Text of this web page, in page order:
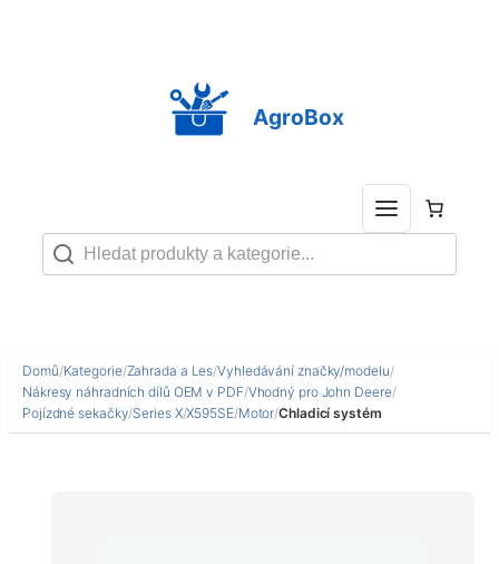
AgroBox
Domů/Kategorie/Zahrada a Les/Vyhledávání značky/modelu/
Nákresy náhradních dílů OEM v PDF/Vhodný pro John Deere/
Pojízdné sekačky/Series X/X595SE/Motor/Chladicí systém